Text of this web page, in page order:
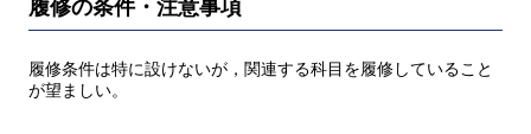
履修の条件・注意事項
履修条件は特に設けないが，関連する科目を履修していること
が望ましい。